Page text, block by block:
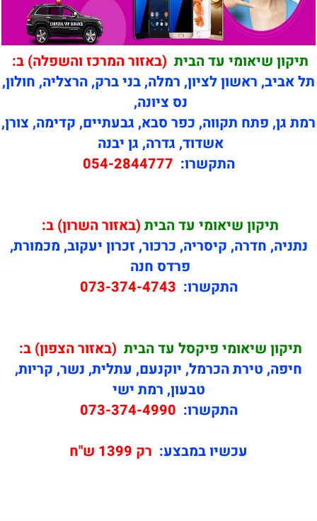
תיקון שיאומי עד הבית (באזור המרכז והשפלה) ב:
תל אביב, ראשון לציון, רמלה, בני ברק, הרצליה, חולון,
נס ציונה,
רמת גן, פתח תקווה, כפר סבא, גבעתיים, קדימה, צורן,
אשדוד, גדרה, גן יבנה
התקשרו: 054-2844777
תיקון שיאומי עד הבית (באזור השרון) ב:
נתניה, חדרה, קיסריה, כרכור, זכרון יעקוב, מכמורת,
פרדס חנה
התקשרו: 073-374-4743
תיקון שיאומי פיקסל עד הבית (באזור הצפון) ב:
חיפה, טירת הכרמל, יוקנעם, עתלית, נשר, קריות,
טבעון, רמת ישי
התקשרו: 073-374-4990
עכשיו במבצע: רק 1399 ש"ח